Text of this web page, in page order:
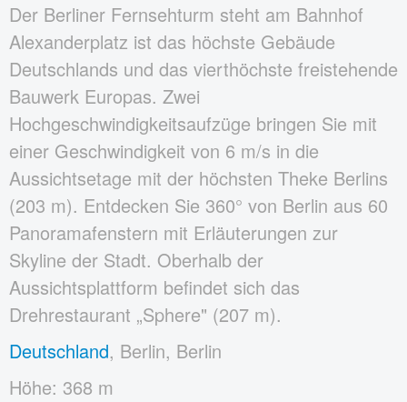
Der Berliner Fernsehturm steht am Bahnhof
Alexanderplatz ist das höchste Gebäude
Deutschlands und das vierthöchste freistehende
Bauwerk Europas. Zwei
Hochgeschwindigkeitsaufzüge bringen Sie mit
einer Geschwindigkeit von 6 m/s in die
Aussichtsetage mit der höchsten Theke Berlins
(203 m). Entdecken Sie 360° von Berlin aus 60
Panoramafenstern mit Erläuterungen zur
Skyline der Stadt. Oberhalb der
Aussichtsplattform befindet sich das
Drehrestaurant „Sphere" (207 m).
Deutschland, Berlin, Berlin
Höhe: 368 m